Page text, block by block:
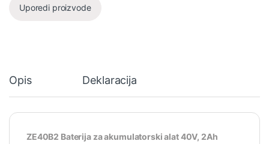
Uporedi proizvode
Opis Deklaracija
ZE40B2 Baterija za akumulatorski alat 40V, 2Ah